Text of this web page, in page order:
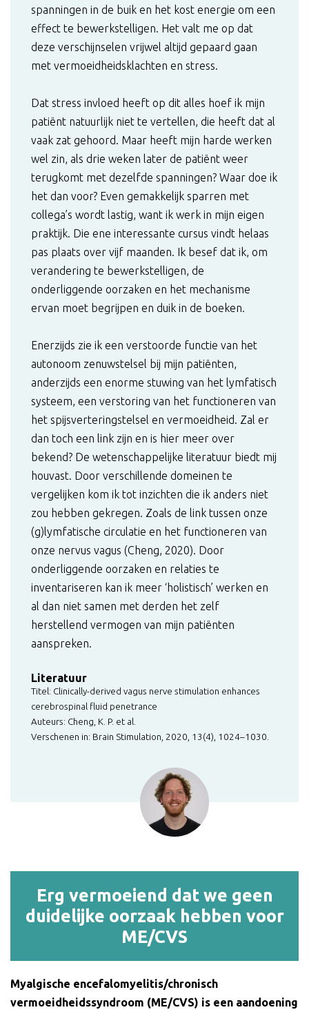
spanningen in de buik en het kost energie om een
effect te bewerkstelligen. Het valt me op dat
deze verschijnselen vrijwel altijd gepaard gaan
met vermoeidheidsklachten en stress.
Dat stress invloed heeft op dit alles hoef ik mijn
patiënt natuurlijk niet te vertellen, die heeft dat al
vaak zat gehoord. Maar heeft mijn harde werken
wel zin, als drie weken later de patiënt weer
terugkomt met dezelfde spanningen? Waar doe ik
het dan voor? Even gemakkelijk sparren met
collega’s wordt lastig, want ik werk in mijn eigen
praktijk. Die ene interessante cursus vindt helaas
pas plaats over vijf maanden. Ik besef dat ik, om
verandering te bewerkstelligen, de
onderliggende oorzaken en het mechanisme
ervan moet begrijpen en duik in de boeken.
Enerzijds zie ik een verstoorde functie van het
autonoom zenuwstelsel bij mijn patiënten,
anderzijds een enorme stuwing van het lymfatisch
systeem, een verstoring van het functioneren van
het spijsverteringstelsel en vermoeidheid. Zal er
dan toch een link zijn en is hier meer over
bekend? De wetenschappelijke literatuur biedt mij
houvast. Door verschillende domeinen te
vergelijken kom ik tot inzichten die ik anders niet
zou hebben gekregen. Zoals de link tussen onze
(g)lymfatische circulatie en het functioneren van
onze nervus vagus (Cheng, 2020). Door
onderliggende oorzaken en relaties te
inventariseren kan ik meer ‘holistisch’ werken en
al dan niet samen met derden het zelf
herstellend vermogen van mijn patiënten
aanspreken.
Literatuur
Titel: Clinically-derived vagus nerve stimulation enhances
cerebrospinal fluid penetrance
Auteurs: Cheng, K. P. et al.
Verschenen in: Brain Stimulation, 2020, 13(4), 1024–1030.
Erg vermoeiend dat we geen
duidelijke oorzaak hebben voor
ME/CVS
Myalgische encefalomyelitis/chronisch
vermoeidheidssyndroom (ME/CVS) is een aandoening